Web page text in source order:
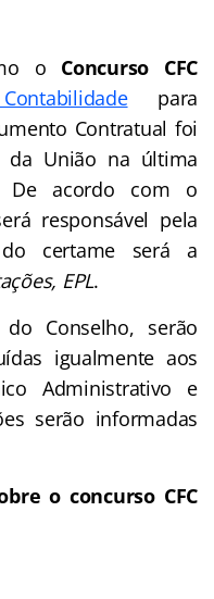
o Concurso CFC
para
Contratual foi
da União na última
De acordo com o
responsável pela
do certame será a
EPL.
Conselho, serão
igualmente aos
Administrativo e
serão informadas
o concurso CFC